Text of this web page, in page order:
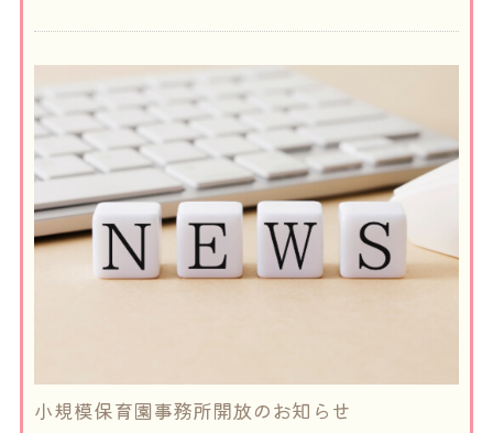
小規模保育園事務所開放のお知らせ